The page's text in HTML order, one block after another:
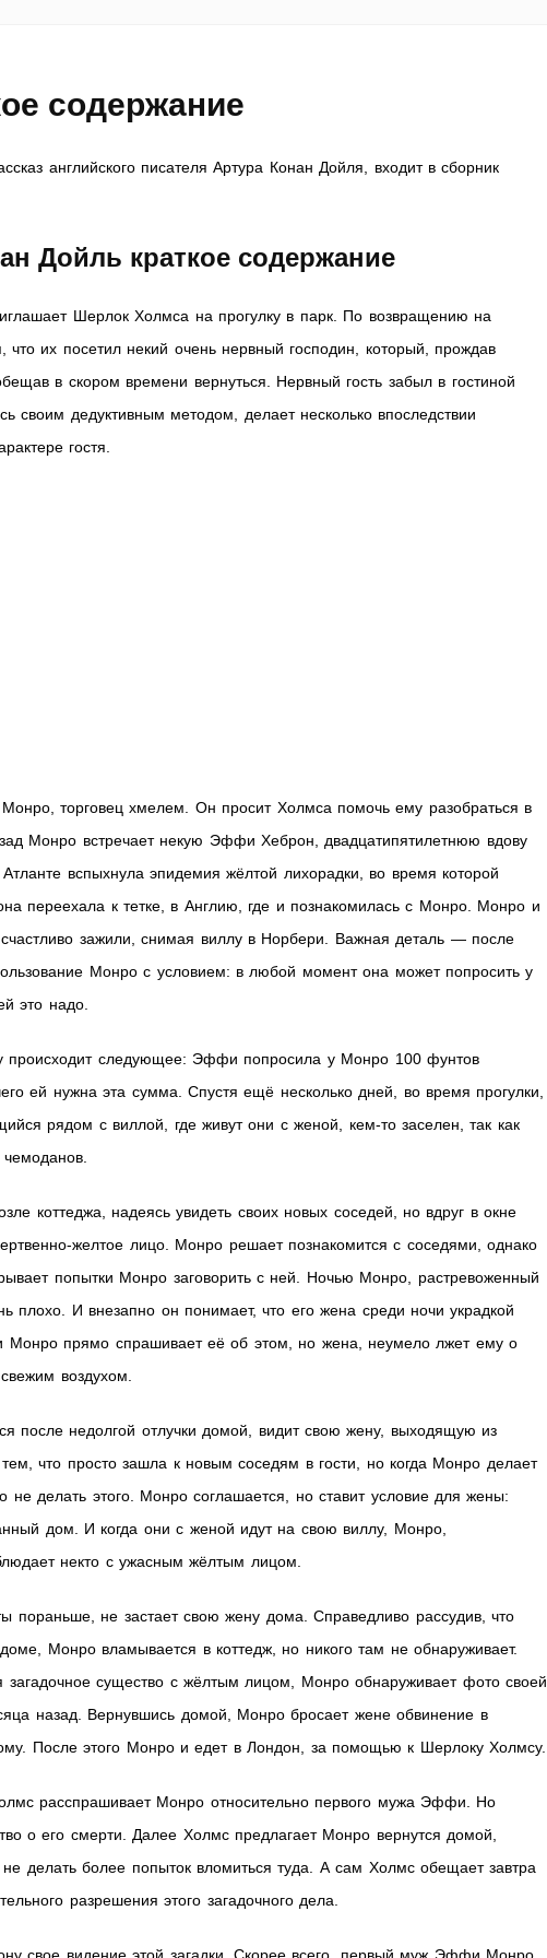
содержание
английского писателя Артура Конан Дойля, входит в сборник
Дойль краткое содержание
Шерлок Холмса на прогулку в парк. По возвращению на
что их посетил некий очень нервный господин, который, прождав
в скором времени вернуться. Нервный гость забыл в гостиной
своим дедуктивным методом, делает несколько впоследствии
гостя.
торговец хмелем. Он просит Холмса помочь ему разобраться в
Монро встречает некую Эффи Хеброн, двадцатипятилетнюю вдову
вспыхнула эпидемия жёлтой лихорадки, во время которой
переехала к тетке, в Англию, где и познакомилась с Монро. Монро и
зажили, снимая виллу в Норбери. Важная деталь — после
Монро с условием: в любой момент она может попросить у
это надо.
происходит следующее: Эффи попросила у Монро 100 фунтов
ей нужна эта сумма. Спустя ещё несколько дней, во время прогулки,
рядом с виллой, где живут они с женой, кем-то заселен, так как
коттеджа, надеясь увидеть своих новых соседей, но вдруг в окне
желтое лицо. Монро решает познакомится с соседями, однако
попытки Монро заговорить с ней. Ночью Монро, растревоженный
плохо. И внезапно он понимает, что его жена среди ночи украдкой
Монро прямо спрашивает её об этом, но жена, неумело лжет ему о
воздухом.
после недолгой отлучки домой, видит свою жену, выходящую из
что просто зашла к новым соседям в гости, но когда Монро делает
делать этого. Монро соглашается, но ставит условие для жены:
дом. И когда они с женой идут на свою виллу, Монро,
некто с ужасным жёлтым лицом.
пораньше, не застает свою жену дома. Справедливо рассудив, что
Монро вламывается в коттедж, но никого там не обнаруживает.
загадочное существо с жёлтым лицом, Монро обнаруживает фото своей
назад. Вернувшись домой, Монро бросает жене обвинение в
После этого Монро и едет в Лондон, за помощью к Шерлоку Холмсу.
расспрашивает Монро относительно первого мужа Эффи. Но
о его смерти. Далее Холмс предлагает Монро вернутся домой,
делать более попыток вломиться туда. А сам Холмс обещает завтра
разрешения этого загадочного дела.